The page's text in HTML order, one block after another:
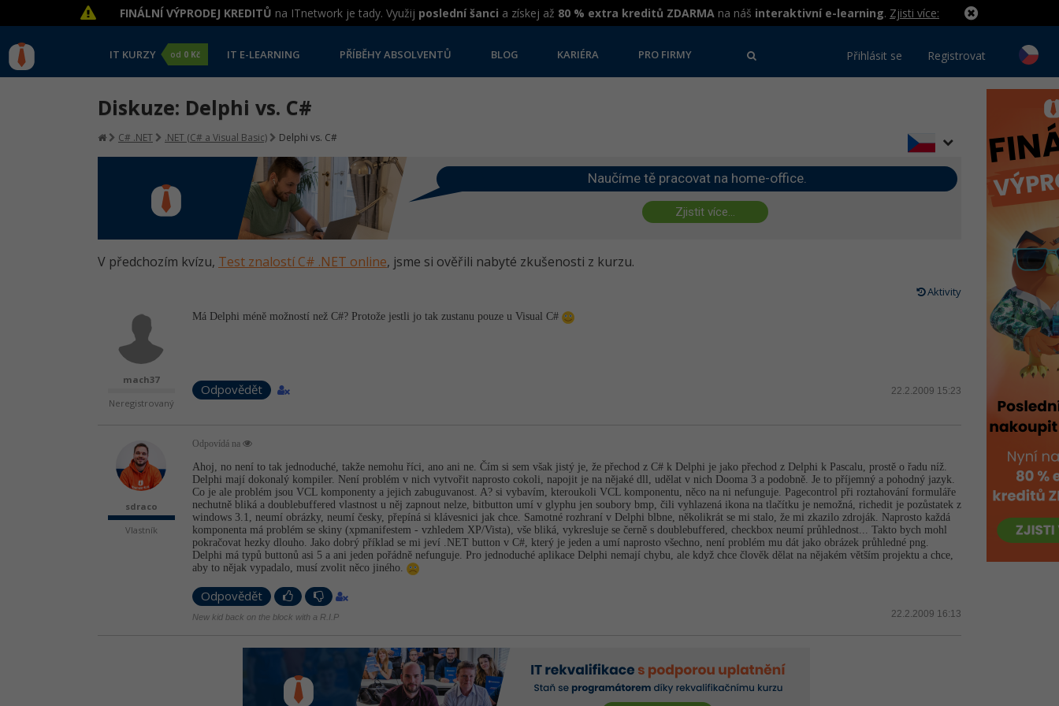
FINÁLNÍ VÝPRODEJ KREDITŮ na ITnetwork je tady. Využij poslední šanci a získej až 80 % extra kreditů ZDARMA na náš interaktivní e-learning. Zjisti více:
IT KURZY od 0 Kč IT E-LEARNING PŘÍBĚHY ABSOLVENTŮ BLOG KARIÉRA PRO FIRMY Přihlásit se Registrovat
Diskuze: Delphi vs. C#
C# .NET .NET (C# a Visual Basic) Delphi vs. C#
Naučíme tě pracovat na home-office.
Zjistit více...
V předchozím kvízu, Test znalostí C# .NET online, jsme si ověřili nabyté zkušenosti z kurzu.
Aktivity
mach37
Neregistrovaný
Má Delphi méně možností než C#? Protože jestli jo tak zustanu pouze u Visual C#
Odpovědět 22.2.2009 15:23
sdraco
Vlastník
Odpovídá na
Ahoj, no není to tak jednoduché, takže nemohu říci, ano ani ne. Čím si sem však jistý je, že přechod z C# k Delphi je jako přechod z Delphi k Pascalu, prostě o řadu níž.
Delphi mají dokonalý kompiler. Není problém v nich vytvořit naprosto cokoli, napojit je na nějaké dll, udělat v nich Dooma 3 a podobně. Je to příjemný a pohodný jazyk.
Co je ale problém jsou VCL komponenty a jejich zabuguvanost. A? si vybavím, kteroukoli VCL komponentu, něco na ni nefunguje. Pagecontrol při roztahování formuláře
nechutně bliká a doublebuffered vlastnost u něj zapnout nelze, bitbutton umí v glyphu jen soubory bmp, čili vyhlazená ikona na tlačítku je nemožná, richedit je pozůstatek z
windows 3.1, neumí obrázky, neumí česky, přepíná si klávesnici jak chce. Samotné rozhraní v Delphi blbne, několikrát se mi stalo, že mi zkazilo zdroják. Naprosto každá
komponenta má problém se skiny (xpmanifestem - vzhledem XP/Vista), vše bliká, vykresluje se černě s doublebuffered, checkbox neumí průhlednost... Takto bych mohl
pokračovat hezky dlouho. Jako dobrý příklad se mi jeví .NET button v C#, který je jeden a umí naprosto všechno, není problém mu dát jako obrázek průhledné png.
Delphi má typů buttonů asi 5 a ani jeden pořádně nefunguje. Pro jednoduché aplikace Delphi nemají chybu, ale když chce člověk dělat na nějakém větším projektu a chce,
aby to nějak vypadalo, musí zvolit něco jiného.
Odpovědět
22.2.2009 16:13
New kid back on the block with a R.I.P